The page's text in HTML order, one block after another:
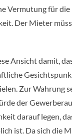
Vermutung für
Der Mieter
Ansicht damit,
Zur Wahrung
der
darauf legen,
ist. Da sich die